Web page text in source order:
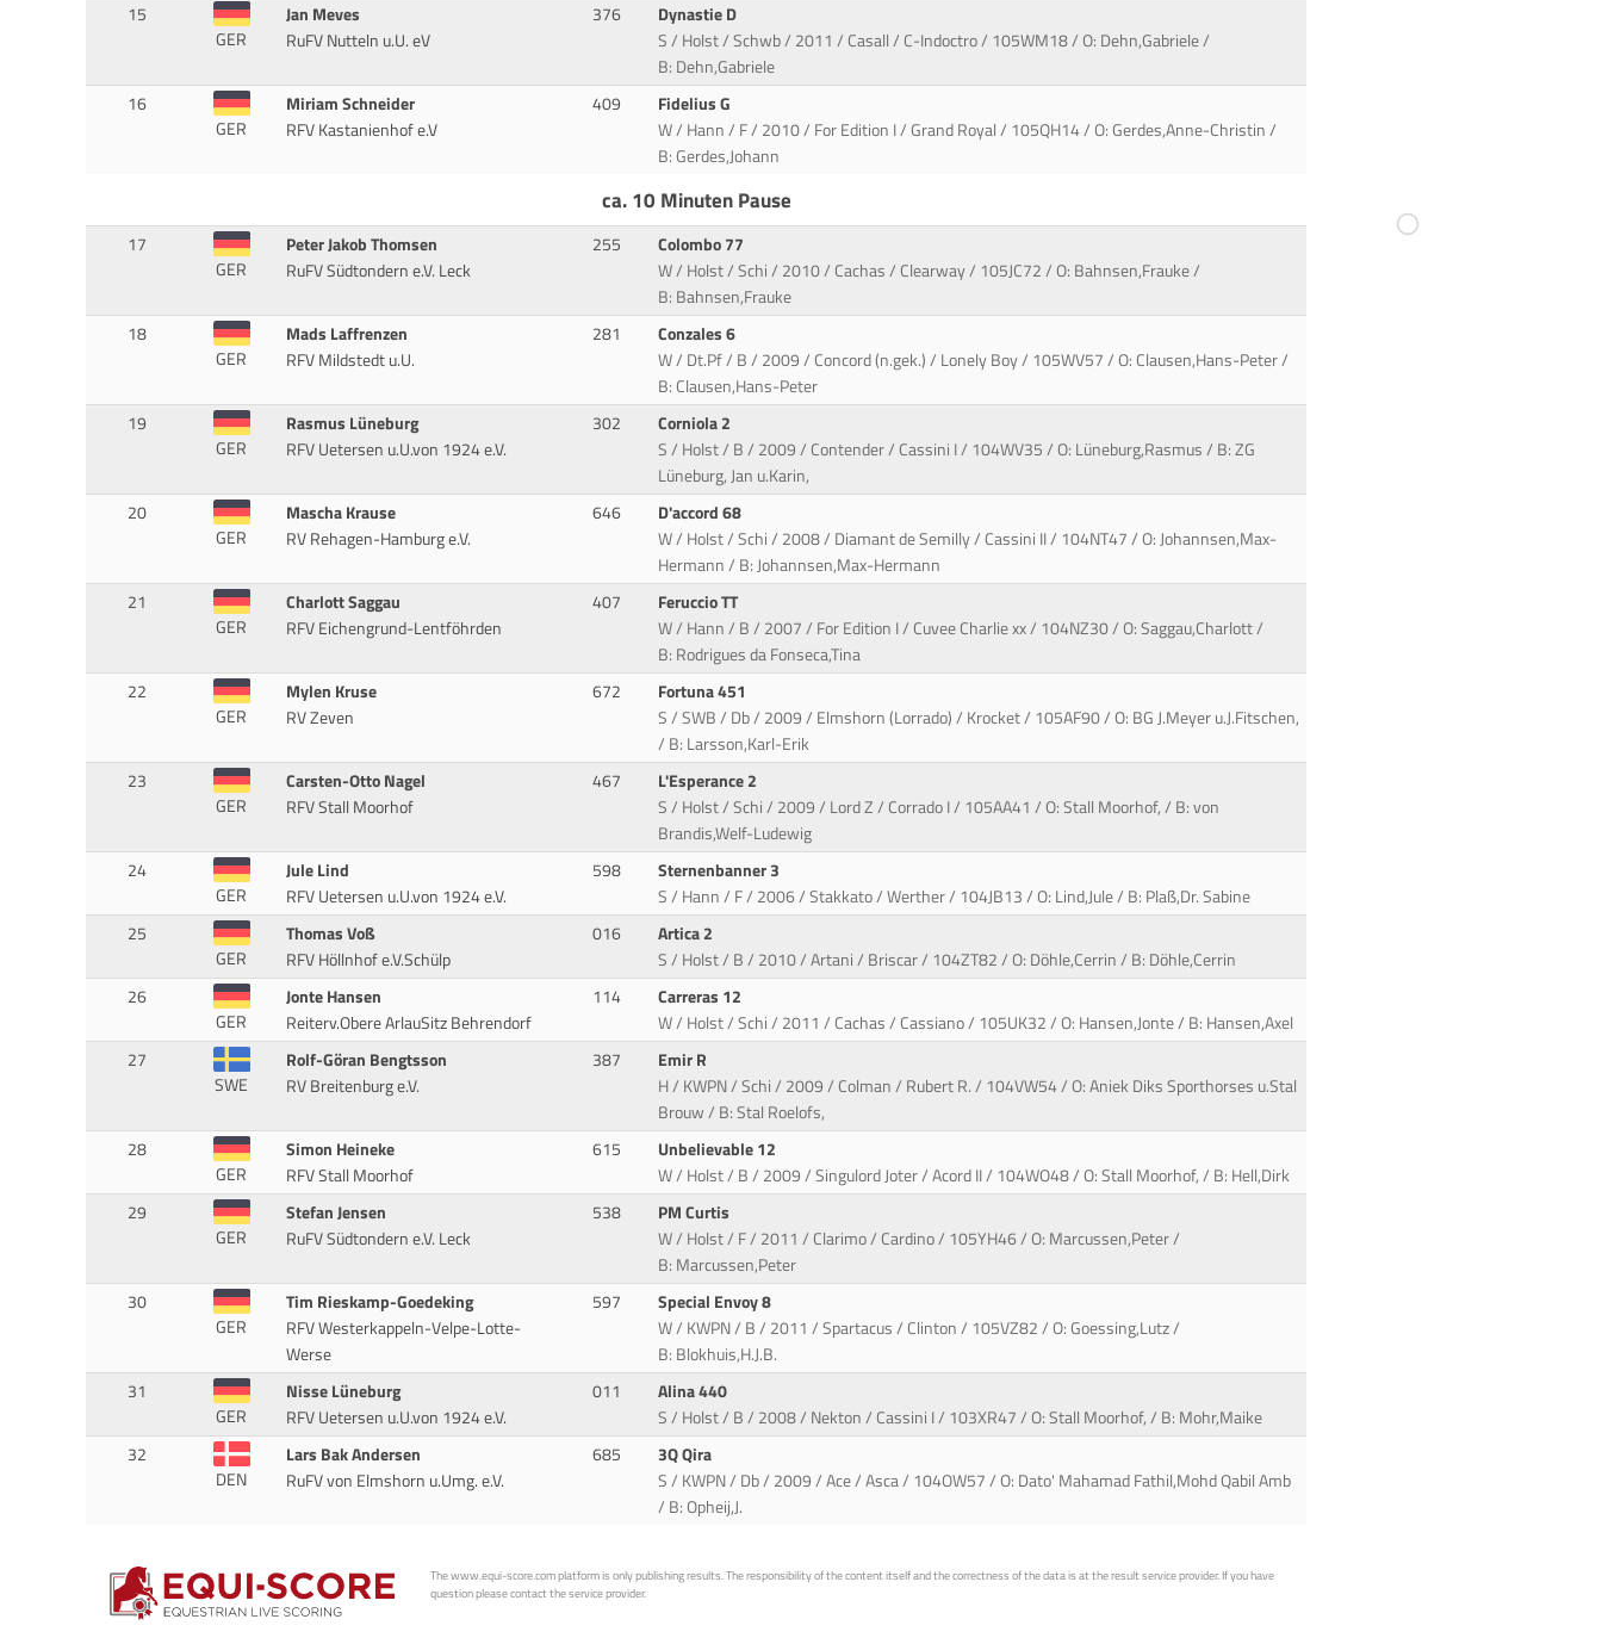
15
GER
Jan Meves
RuFV Nutteln u.U. eV
376
Dynastie D
S / Holst / Schwb / 2011 / Casall / C-Indoctro / 105WM18 / O: Dehn,Gabriele /
B: Dehn,Gabriele
16
GER
Miriam Schneider
RFV Kastanienhof e.V
409
Fidelius G
W / Hann / F / 2010 / For Edition I / Grand Royal / 105QH14 / O: Gerdes,Anne-Christin /
B: Gerdes,Johann
ca. 10 Minuten Pause
17
GER
Peter Jakob Thomsen
RuFV Südtondern e.V. Leck
255
Colombo 77
W / Holst / Schi / 2010 / Cachas / Clearway / 105JC72 / O: Bahnsen,Frauke /
B: Bahnsen,Frauke
18
GER
Mads Laffrenzen
RFV Mildstedt u.U.
281
Conzales 6
W / Dt.Pf / B / 2009 / Concord (n.gek.) / Lonely Boy / 105WV57 / O: Clausen,Hans-Peter /
B: Clausen,Hans-Peter
19
GER
Rasmus Lüneburg
RFV Uetersen u.U.von 1924 e.V.
302
Corniola 2
S / Holst / B / 2009 / Contender / Cassini I / 104WV35 / O: Lüneburg,Rasmus / B: ZG
Lüneburg, Jan u.Karin,
20
GER
Mascha Krause
RV Rehagen-Hamburg e.V.
646
D'accord 68
W / Holst / Schi / 2008 / Diamant de Semilly / Cassini II / 104NT47 / O: Johannsen,Max-
Hermann / B: Johannsen,Max-Hermann
21
GER
Charlott Saggau
RFV Eichengrund-Lentföhrden
407
Feruccio TT
W / Hann / B / 2007 / For Edition I / Cuvee Charlie xx / 104NZ30 / O: Saggau,Charlott /
B: Rodrigues da Fonseca,Tina
22
GER
Mylen Kruse
RV Zeven
672
Fortuna 451
S / SWB / Db / 2009 / Elmshorn (Lorrado) / Krocket / 105AF90 / O: BG J.Meyer u.J.Fitschen,
/ B: Larsson,Karl-Erik
23
GER
Carsten-Otto Nagel
RFV Stall Moorhof
467
L'Esperance 2
S / Holst / Schi / 2009 / Lord Z / Corrado I / 105AA41 / O: Stall Moorhof, / B: von
Brandis,Welf-Ludewig
24
GER
Jule Lind
RFV Uetersen u.U.von 1924 e.V.
598
Sternenbanner 3
S / Hann / F / 2006 / Stakkato / Werther / 104JB13 / O: Lind,Jule / B: Plaß,Dr. Sabine
25
GER
Thomas Voß
RFV Höllnhof e.V.Schülp
016
Artica 2
S / Holst / B / 2010 / Artani / Briscar / 104ZT82 / O: Döhle,Cerrin / B: Döhle,Cerrin
26
GER
Jonte Hansen
Reiterv.Obere ArlauSitz Behrendorf
114
Carreras 12
W / Holst / Schi / 2011 / Cachas / Cassiano / 105UK32 / O: Hansen,Jonte / B: Hansen,Axel
27
SWE
Rolf-Göran Bengtsson
RV Breitenburg e.V.
387
Emir R
H / KWPN / Schi / 2009 / Colman / Rubert R. / 104VW54 / O: Aniek Diks Sporthorses u.Stal
Brouw / B: Stal Roelofs,
28
GER
Simon Heineke
RFV Stall Moorhof
615
Unbelievable 12
W / Holst / B / 2009 / Singulord Joter / Acord II / 104WO48 / O: Stall Moorhof, / B: Hell,Dirk
29
GER
Stefan Jensen
RuFV Südtondern e.V. Leck
538
PM Curtis
W / Holst / F / 2011 / Clarimo / Cardino / 105YH46 / O: Marcussen,Peter /
B: Marcussen,Peter
30
GER
Tim Rieskamp-Goedeking
RFV Westerkappeln-Velpe-Lotte-
Werse
597
Special Envoy 8
W / KWPN / B / 2011 / Spartacus / Clinton / 105VZ82 / O: Goessing,Lutz /
B: Blokhuis,H.J.B.
31
GER
Nisse Lüneburg
RFV Uetersen u.U.von 1924 e.V.
011
Alina 440
S / Holst / B / 2008 / Nekton / Cassini I / 103XR47 / O: Stall Moorhof, / B: Mohr,Maike
32
DEN
Lars Bak Andersen
RuFV von Elmshorn u.Umg. e.V.
685
3Q Qira
S / KWPN / Db / 2009 / Ace / Asca / 104OW57 / O: Dato' Mahamad Fathil,Mohd Qabil Amb
/ B: Opheij,J.
The www.equi-score.com platform is only publishing results. The responsibility of the content itself and the correctness of the data is at the result service provider. If you have
question please contact the service provider.